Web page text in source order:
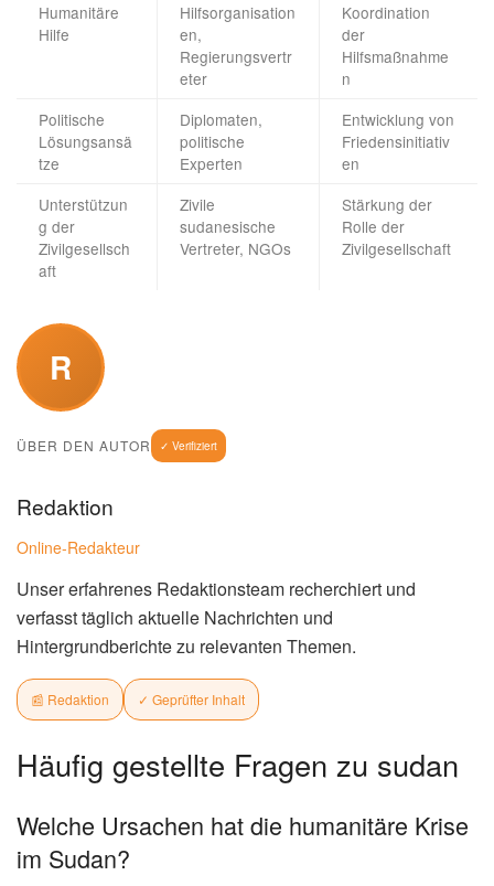
Humanitäre
Hilfe
Hilfsorganisation
en,
Regierungsvertr
eter
Koordination
der
Hilfsmaßnahme
n
Politische
Lösungsansä
tze
Diplomaten,
politische
Experten
Entwicklung von
Friedensinitiativ
en
Unterstützun
g der
Zivilgesellsch
aft
Zivile
sudanesische
Vertreter, NGOs
Stärkung der
Rolle der
Zivilgesellschaft
R
ÜBER DEN AUTOR ✓ Verifiziert
Redaktion
Online-Redakteur
Unser erfahrenes Redaktionsteam recherchiert und
verfasst täglich aktuelle Nachrichten und
Hintergrundberichte zu relevanten Themen.
📰 Redaktion ✓ Geprüfter Inhalt
Häufig gestellte Fragen zu sudan
Welche Ursachen hat die humanitäre Krise
im Sudan?